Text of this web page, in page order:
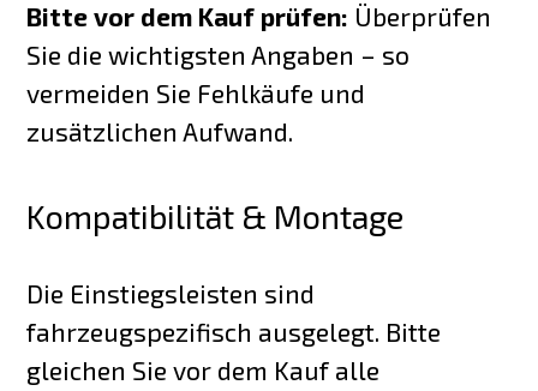
Bitte vor dem Kauf prüfen: Überprüfen
Sie die wichtigsten Angaben – so
vermeiden Sie Fehlkäufe und
zusätzlichen Aufwand.
Kompatibilität & Montage
Die Einstiegsleisten sind
fahrzeugspezifisch ausgelegt. Bitte
gleichen Sie vor dem Kauf alle